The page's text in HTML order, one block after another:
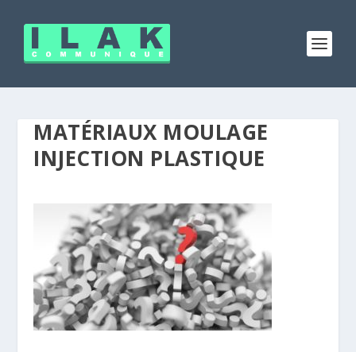
MATÉRIAUX MOULAGE
INJECTION PLASTIQUE